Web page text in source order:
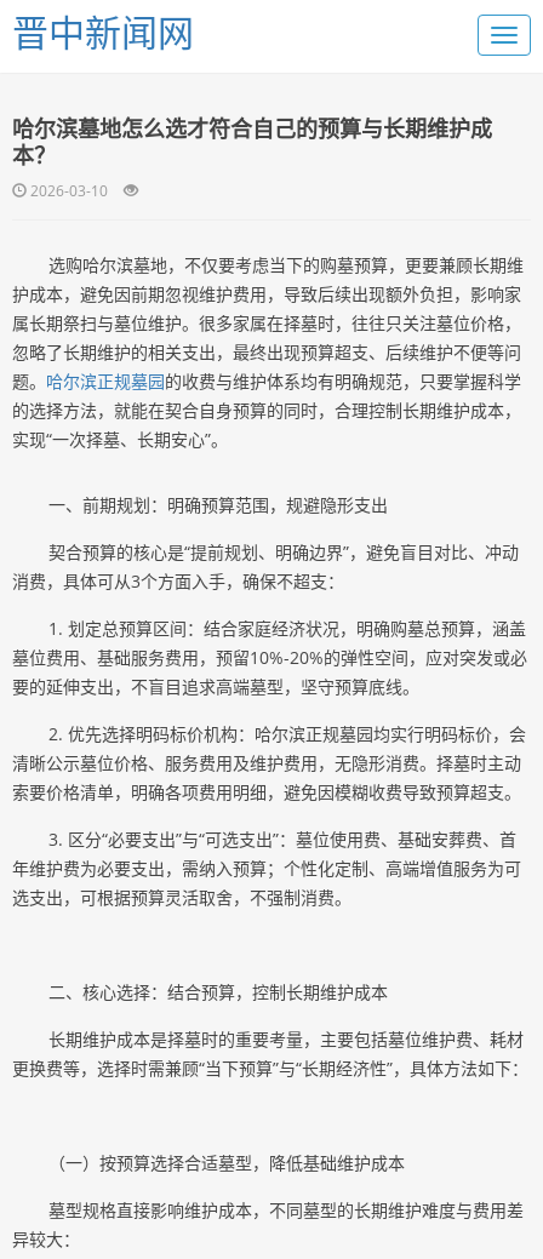
晋中新闻网
哈尔滨墓地怎么选才符合自己的预算与长期维护成
本？
2026-03-10
选购哈尔滨墓地，不仅要考虑当下的购墓预算，更要兼顾长期维
护成本，避免因前期忽视维护费用，导致后续出现额外负担，影响家
属长期祭扫与墓位维护。很多家属在择墓时，往往只关注墓位价格，
忽略了长期维护的相关支出，最终出现预算超支、后续维护不便等问
题。 哈尔滨正规墓园的收费与维护体系均有明确规范，只要掌握科学
的选择方法，就能在契合自身预算的同时，合理控制长期维护成本，
实现“一次择墓、长期安心”。
一、前期规划：明确预算范围，规避隐形支出
契合预算的核心是“提前规划、明确边界”，避免盲目对比、冲动
消费，具体可从3个方面入手，确保不超支：
1. 划定总预算区间：结合家庭经济状况，明确购墓总预算，涵盖
墓位费用、基础服务费用，预留10%-20%的弹性空间，应对突发或必
要的延伸支出，不盲目追求高端墓型，坚守预算底线。
2. 优先选择明码标价机构：哈尔滨正规墓园均实行明码标价，会
清晰公示墓位价格、服务费用及维护费用，无隐形消费。择墓时主动
索要价格清单，明确各项费用明细，避免因模糊收费导致预算超支。
3. 区分“必要支出”与“可选支出”：墓位使用费、基础安葬费、首
年维护费为必要支出，需纳入预算；个性化定制、高端增值服务为可
选支出，可根据预算灵活取舍，不强制消费。
二、核心选择：结合预算，控制长期维护成本
长期维护成本是择墓时的重要考量，主要包括墓位维护费、耗材
更换费等，选择时需兼顾“当下预算”与“长期经济性”，具体方法如下：
（一）按预算选择合适墓型，降低基础维护成本
墓型规格直接影响维护成本，不同墓型的长期维护难度与费用差
异较大：